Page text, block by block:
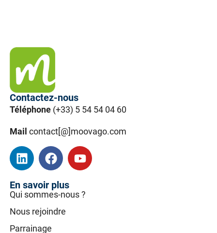
Contactez-nous
Téléphone (+33) 5 54 54 04 60
Mail contact[@]moovago.com
En savoir plus
Qui sommes-nous ?
Nous rejoindre
Parrainage